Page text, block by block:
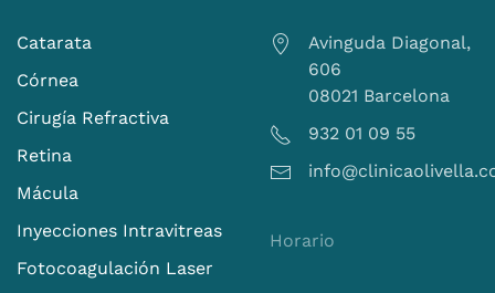
Catarata
Córnea
Cirugía Refractiva
Retina
Mácula
Inyecciones Intravitreas
Fotocoagulación Laser
Avinguda Diagonal,
606
08021 Barcelona
932 01 09 55
Horario